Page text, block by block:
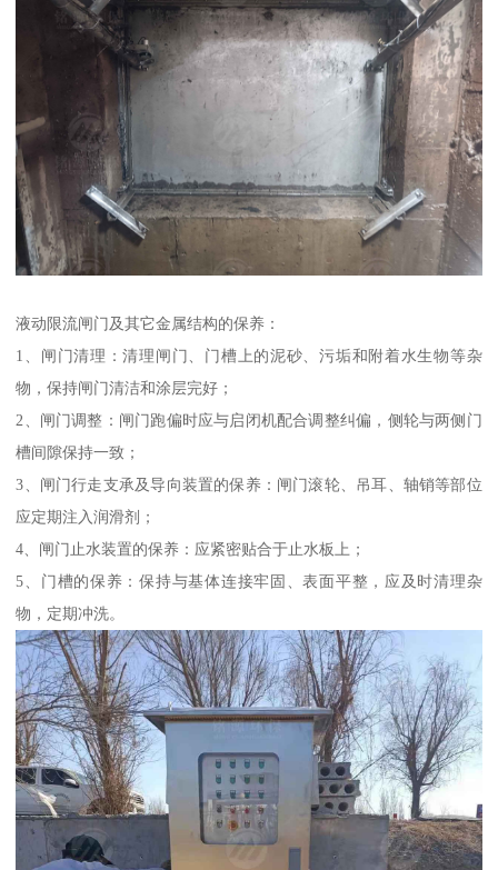
液动限流闸门及其它金属结构的保养：
1、闸门清理：清理闸门、门槽上的泥砂、污垢和附着水生物等杂
物，保持闸门清洁和涂层完好；
2、闸门调整：闸门跑偏时应与启闭机配合调整纠偏，侧轮与两侧门
槽间隙保持一致；
3、闸门行走支承及导向装置的保养：闸门滚轮、吊耳、轴销等部位
应定期注入润滑剂；
4、闸门止水装置的保养：应紧密贴合于止水板上；
5、门槽的保养：保持与基体连接牢固、表面平整，应及时清理杂
物，定期冲洗。